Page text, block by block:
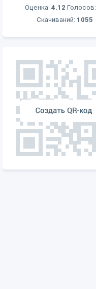
Оценка: 4.12 Голосов:
Скачиваний: 1055